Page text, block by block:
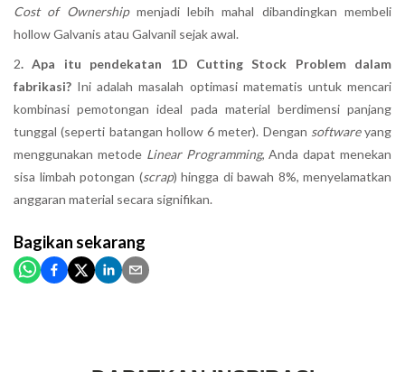
Cost of Ownershipmenjadi lebih mahal dibandingkan membeli
hollow Galvanis atau Galvanil sejak awal.
2. Apa itu pendekatan 1D Cutting Stock Problem dalam
fabrikasi? Ini adalah masalah optimasi matematis untuk mencari
kombinasi pemotongan ideal pada material berdimensi panjang
tunggal (seperti batangan hollow 6 meter). Dengan softwareyang
menggunakan metode Linear Programming, Anda dapat menekan
sisa limbah potongan (scrap) hingga di bawah 8%, menyelamatkan
anggaran material secara signifikan.
Bagikan sekarang